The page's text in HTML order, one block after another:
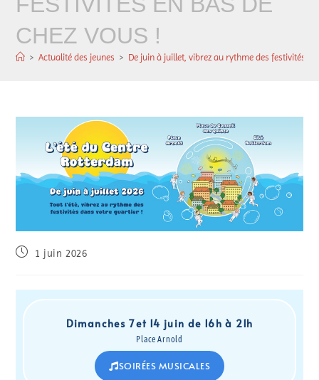
CHEZ VOUS !
> Actualité des jeunes > De juin à juillet, vibrez au rythme des festivités
1 juin 2026
Dimanches 7 et 14 juin de 16h à 21h
Place Arnold
SOIRÉES MUSICALES